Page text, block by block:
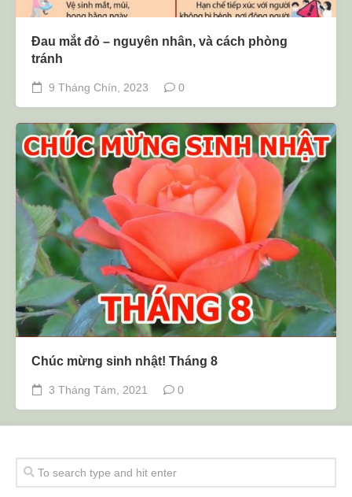
Đau mắt đỏ – nguyên nhân, và cách phòng
tránh
9 Tháng Chín, 2023 0
Chúc mừng sinh nhật! Tháng 8
3 Tháng Tám, 2021 0